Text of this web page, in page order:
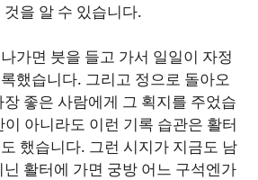
을 알 수 있습니다.
가면 붓을 들고 가서 일일이 자정
했습니다. 그리고 정으로 돌아오
좋은 사람에게 그 획지를 주었습
아니라도 이런 기록 습관은 활터
했습니다. 그런 시지가 지금도 남
활터에 가면 궁방 어느 구석엔가